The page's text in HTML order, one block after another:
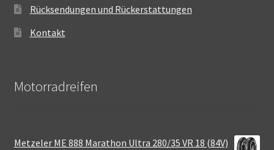
Rücksendungen und Rückerstattungen
Kontakt
Motorradreifen
Metzeler ME 888 Marathon Ultra 280/35 VR 18 (84V)